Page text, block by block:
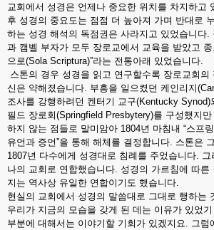
교회에서 성경은 언제나 중요한 위치를 차지하고
후 성경의 중요도는 점점 더 높아져 가며 반대로
하는 성경 해석의 독점권은 사라지고 있었습니다.
과 캠벨 부자가 모두 장로교에서 교육을 받았고 종
으로(Sola Scriptura)”라는 전통아래 있었습니다.
스톤의 경우 성경을 읽고 연구할수록 장로교회
신은 약해졌습니다. 부흥을 일으켰던 케인리지
조사를 강행하려던 켄터기 교구(Kentucky Synod)
필드 장로회(Springfield Presbytery)를 구성했지
하지 않는 점들로 말미암아 1804년 마침내 “스프
유언과 증언”을 통해 해체를 결정합니다. 스톤은
1807년 다수에게 성경대로 침례를 주었습니다.
나의 교회로 연합했습니다. 성경의 가르침에 따른
지는 역사상 유일한 연합이기도 했습니다.
현실의 교회에서 성경의 말씀대로 그대로 행하는
우리가 지금의 모습을 갖게 된 데는 이유가 있었
부분에 대해서는 이야기할 기회가 있겠지요. 그럼